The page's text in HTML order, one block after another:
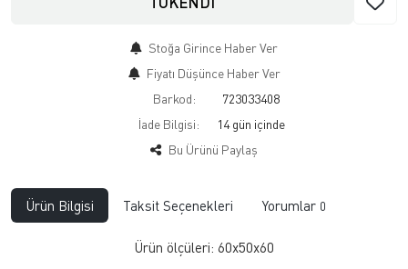
Stoğa Girince Haber Ver
Fiyatı Düşünce Haber Ver
Barkod:
723033408
İade Bilgisi:
Bu Ürünü Paylaş
Ürün Bilgisi Taksit Seçenekleri Yorumlar 0
Ürün ölçüleri: 60x50x60